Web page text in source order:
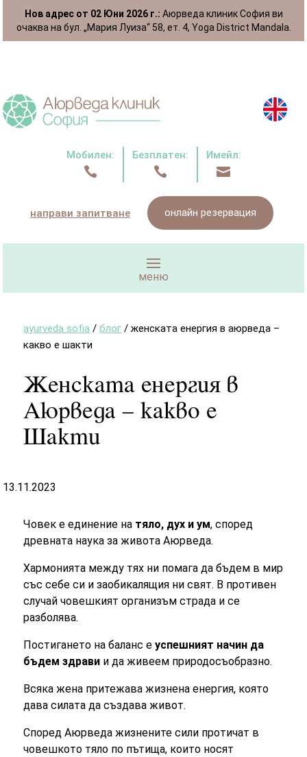
Нов адрес от 02 Юни 2026 г.: Аюрведа клиник София ви
очаква на бул. „Мария Луиза“ 58, ет. 4, Yoga District Mandala.
Мобилен:

Безплатен:

Имейл:

направи запитване онлайн резервация
ayurveda sofia /блог /женската енергия в аюрведа –
какво е шакти
Женската енергия в
Аюрведа – какво е
Шакти
13.11.2023
Човек е единение на тяло, дух и ум, според
древната наука за живота Аюрведа.
Хармонията между тях ни помага да бъдем в мир
със себе си и заобикалящия ни свят. В противен
случай човешкият организъм страда и се
разболява.
Постигането на баланс еуспешният начин да
бъдем здрави и да живеем природосъобразно.
Всяка жена притежава жизнена енергия, която
давасилатада създава живот.
Според Аюрведа жизнените сили протичат в
човешкото тяло по пътища, които носят